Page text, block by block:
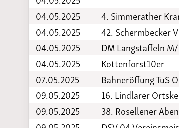
04.05.2025
4. Simmerather
04.05.2025
42. Schermbecker
04.05.2025
DM Langstaffeln
04.05.2025
Kottenforst10er
07.05.2025
Bahneröffung TuS
09.05.2025
16. Lindlarer
09.05.2025
38. Rosellener